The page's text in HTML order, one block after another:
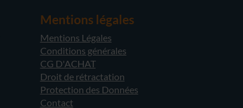
Mentions légales
Mentions Légales
Conditions générales
CG D'ACHAT
Droit de rétractation
Protection des Données
Contact